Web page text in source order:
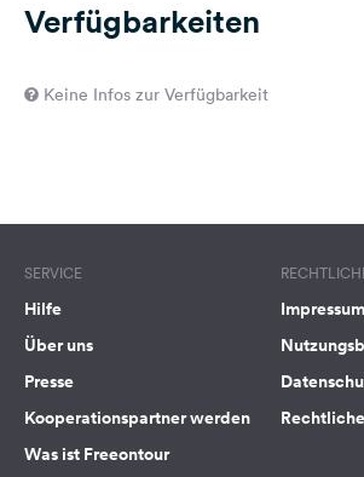
Verfügbarkeiten
Keine Infos zur Verfügbarkeit
SERVICE
Hilfe
Über uns
Presse
Kooperationspartner werden
Was ist Freeontour
Impressum